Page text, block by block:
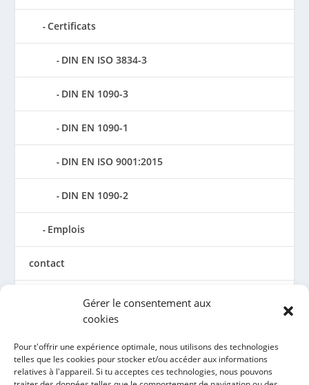
Gérer le consentement aux
cookies
Pour t'offrir une expérience optimale, nous utilisons des technologies
telles que les cookies pour stocker et/ou accéder aux informations
relatives à l'appareil. Si tu acceptes ces technologies, nous pouvons
Certificats
DIN EN ISO 3834-3
DIN EN 1090-3
DIN EN 1090-1
DIN EN ISO 9001:2015
DIN EN 1090-2
Emplois
contact
Mentions légales
Déclaration de confidentialité